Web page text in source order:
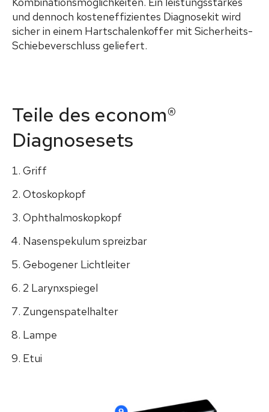
und dennoch kosteneffizientes Diagnosekit wird
sicher in einem Hartschalenkoffer mit Sicherheits-
Schiebeverschluss geliefert.
Teile des econom®
Diagnosesets
Griff
Otoskopkopf
Ophthalmoskopkopf
Nasenspekulum spreizbar
Gebogener Lichtleiter
2 Larynxspiegel
Zungenspatelhalter
Lampe
Etui